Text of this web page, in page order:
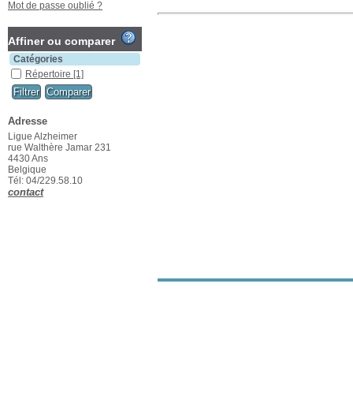
Mot de passe oublié ?
Affiner ou comparer
Catégories
Répertoire [1]
Adresse
Ligue Alzheimer
rue Walthère Jamar 231
4430 Ans
Belgique
Tél: 04/229.58.10
contact